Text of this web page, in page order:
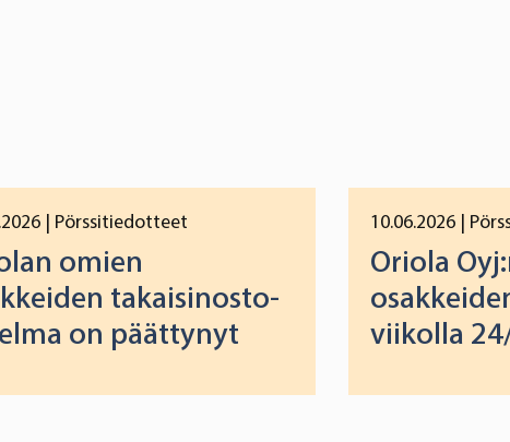
| Pörssitiedotteet
omien
takaisinosto-
on päättynyt
10.06.2026 |
Oriola
viikolla